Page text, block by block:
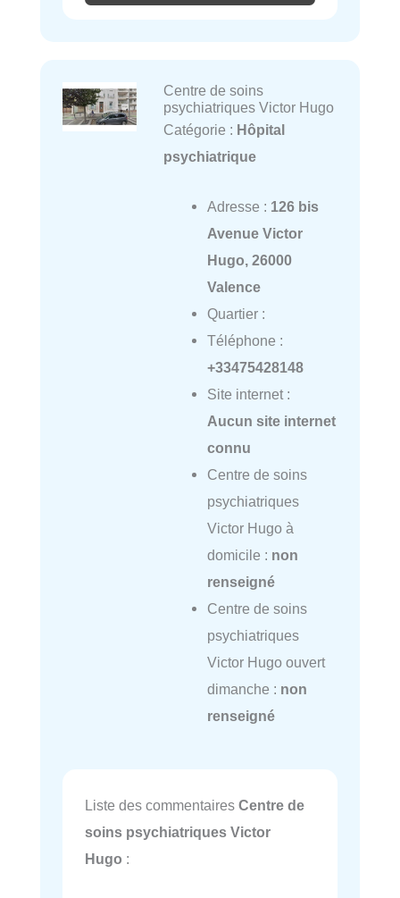
Centre de soins
psychiatriques Victor Hugo
Catégorie : Hôpital
psychiatrique
Adresse : 126 bis
Avenue Victor
Hugo, 26000
Valence
Quartier :
Téléphone :
+33475428148
Site internet :
Aucun site internet
connu
Centre de soins
psychiatriques
Victor Hugo à
domicile : non
renseigné
Centre de soins
psychiatriques
Victor Hugo ouvert
dimanche : non
renseigné
Liste des commentaires Centre de
soins psychiatriques Victor
Hugo :